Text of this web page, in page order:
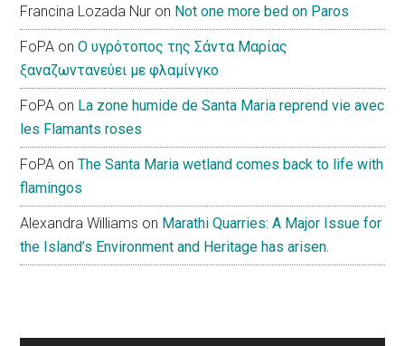
Francina Lozada Nur on Not one more bed on Paros
FoPA onΟ υγρότοπος της Σάντα Μαρίας
ξαναζωντανεύει με φλαμίνγκο
FoPA on La zone humide de Santa Maria reprend vie avec
les Flamants roses
FoPA onThe Santa Maria wetland comes back to life with
flamingos
Alexandra Williams on Marathi Quarries: A Major Issue for
the Island’s Environment and Heritage has arisen.